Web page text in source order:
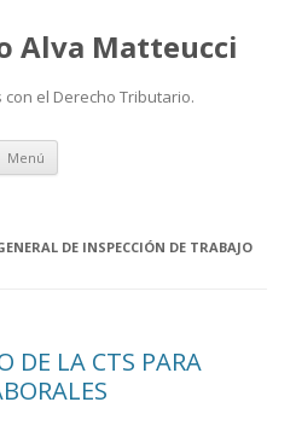
Alva Matteucci
el Derecho Tributario.
Menú Ir
contenido
DE INSPECCIÓN DE TRABAJO
DE LA CTS PARA